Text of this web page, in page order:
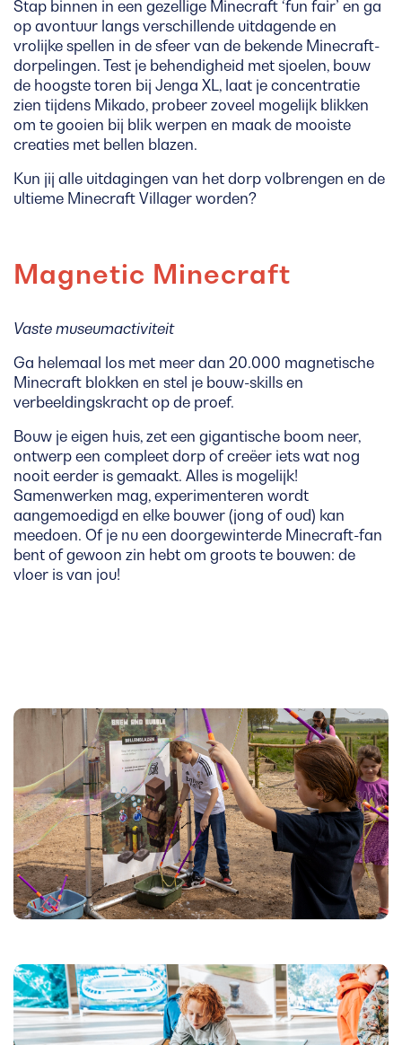
Stap binnen in een gezellige Minecraft ‘fun fair’ en ga
op avontuur langs verschillende uitdagende en
vrolijke spellen in de sfeer van de bekende Minecraft-
dorpelingen. Test je behendigheid met sjoelen, bouw
de hoogste toren bij Jenga XL, laat je concentratie
zien tijdens Mikado, probeer zoveel mogelijk blikken
om te gooien bij blik werpen en maak de mooiste
creaties met bellen blazen.
Kun jij alle uitdagingen van het dorp volbrengen en de
ultieme Minecraft Villager worden?
Magnetic Minecraft
Vaste museumactiviteit
Ga helemaal los met meer dan 20.000 magnetische
Minecraft blokken en stel je bouw-skills en
verbeeldingskracht op de proef.
Bouw je eigen huis, zet een gigantische boom neer,
ontwerp een compleet dorp of creëer iets wat nog
nooit eerder is gemaakt. Alles is mogelijk!
Samenwerken mag, experimenteren wordt
aangemoedigd en elke bouwer (jong of oud) kan
meedoen. Of je nu een doorgewinterde Minecraft-fan
bent of gewoon zin hebt om groots te bouwen: de
vloer is van jou!